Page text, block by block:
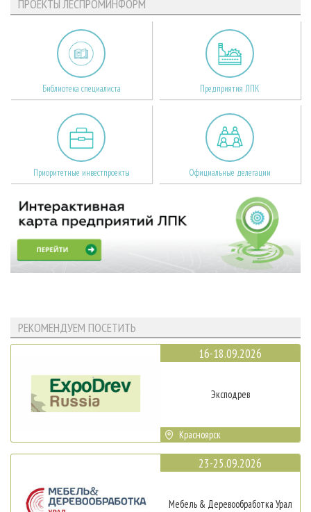
ПРОЕКТЫ ЛЕСПРОМИНФОРМ
Библиотека специалиста Предприятия ЛПК
Приоритетные инвестпроекты Официальные делегации
РЕКОМЕНДУЕМ ПОСЕТИТЬ
16-18.09.2026
Эксподрев
Красноярск
23-25.09.2026
Мебель & Деревообработка Урал